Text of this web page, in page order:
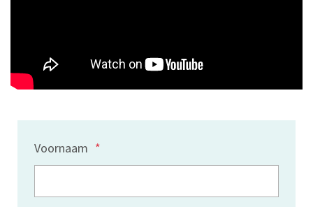
Voornaam *